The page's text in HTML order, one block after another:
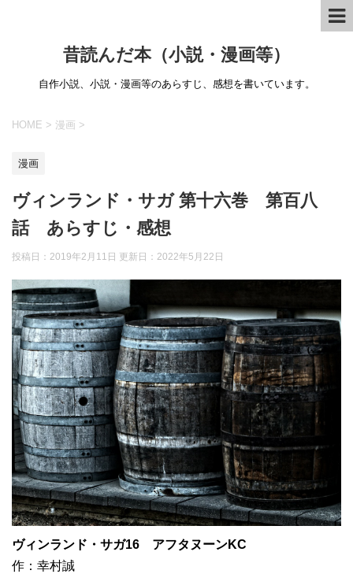
昔読んだ本（小説・漫画等）
自作小説、小説・漫画等のあらすじ、感想を書いています。
HOME > 漫画 >
漫画
ヴィンランド・サガ 第十六巻 第百八
話 あらすじ・感想
投稿日：2019年2月11日 更新日： 2022年5月22日
ヴィンランド・サガ16 アフタヌーンKC
作：幸村誠